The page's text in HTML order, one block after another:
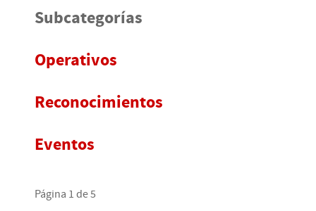
Subcategorías
Operativos
Reconocimientos
Eventos
Página 1 de 5